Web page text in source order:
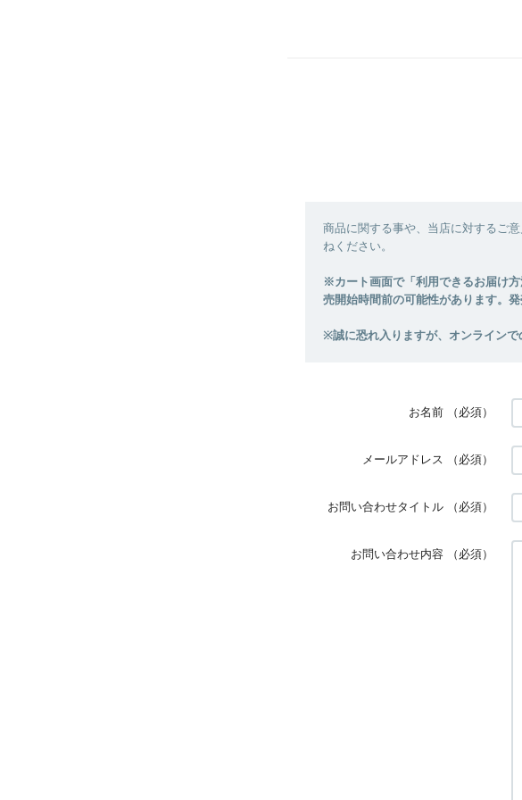
商品に関する事や、当店に対するご
ねください。
お名前 （必須）
メールアドレス （必須）
お問い合わせタイトル （必須）
お問い合わせ内容 （必須）